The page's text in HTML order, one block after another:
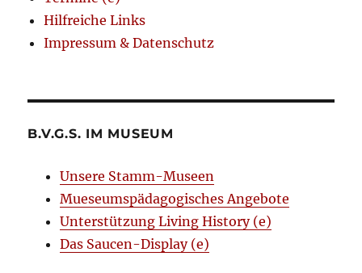
Hilfreiche Links
Impressum & Datenschutz
B.V.G.S. IM MUSEUM
Unsere Stamm-Museen
Mueseumspädagogisches Angebote
Unterstützung Living History (e)
Das Saucen-Display (e)